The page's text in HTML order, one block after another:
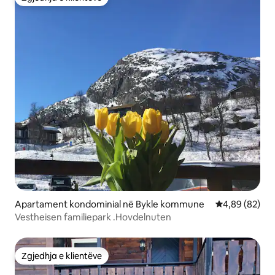
Zgjedhja e klientëve
Apartament kondominial në Bykle kommune Vlerësimi
4,89 (82)
Vestheisen familiepark .Hovdelnuten
Zgjedhja e klientëve
Zgjedhja e klientëve